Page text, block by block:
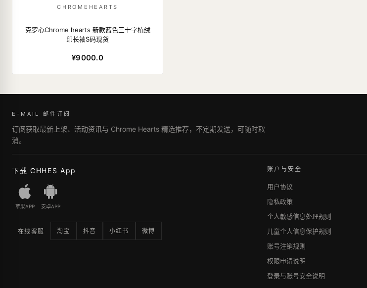
CHROMEHEARTS
克罗心Chrome hearts 新款蓝色三十字植绒
印长袖S码现货
¥9000.0
E-MAIL 邮件订阅
订阅获取最新上架、活动资讯与 Chrome Hearts 精选推荐，不定期发送，可随时取
消。
下载 CHHES App
苹果APP 安卓APP
在线客服 淘宝 抖音 小红书 微博
账户与安全
用户协议
隐私政策
个人敏感信息处理规则
儿童个人信息保护规则
账号注销规则
权限申请说明
登录与账号安全说明